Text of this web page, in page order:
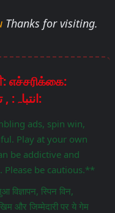
Thanks for visiting.
எச்சரிக்கை:
హెచ్చరిక: ಎಚ್ಚರಿಕೆ: সতর্কতা: انتباہ: , تحذير:
ads, spin win,
Play at your own
be addictive and
Please be cautious.**
स्पिन विन,
और जिम्मेदारी पर ये गेम